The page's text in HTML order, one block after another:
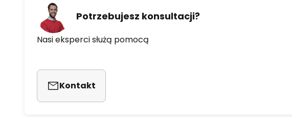
Potrzebujesz konsultacji?
Nasi eksperci służą pomocą
Kontakt